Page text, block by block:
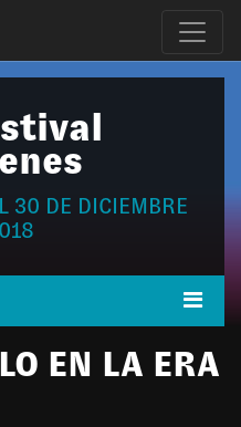
30 DE DICIEMBRE
EN LA ERA